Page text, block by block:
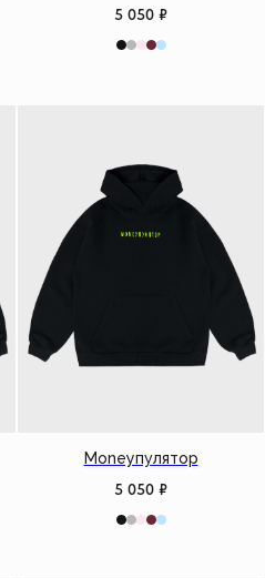
5 050 ₽
Moneyпулятор
5 050 ₽